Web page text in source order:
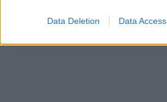
Data Deletion Data Access